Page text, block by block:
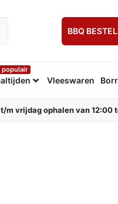
BBQ
populair
Vleeswaren
m vrijdag ophalen van 12:00